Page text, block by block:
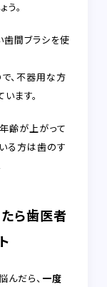
。
間ブラシを使
、不器用な方
ます。
齢が上がって
る方は歯のす
ら歯医者
んだら、 一度